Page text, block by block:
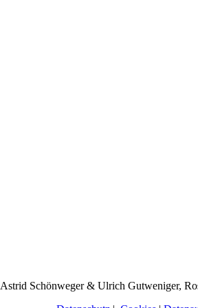
Astrid Schönweger & Ulrich Gutweniger,